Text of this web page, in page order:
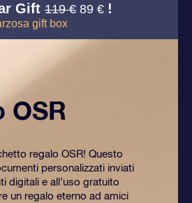
Gift119 € 89 € !
gift box
OSR
regalo OSR! Questo
personalizzati inviati
digitali e all’uso gratuito
un regalo eterno ad amici